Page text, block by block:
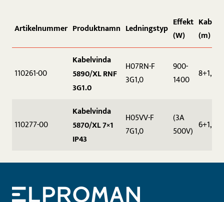
Artikelnummer Produktnamn Ledningstyp Effekt
(W)
(m)
110261-00
Kabelvinda
5890/XL RNF
3G1.0
H07RN-F
3G1,0
900-
1400
8+1,5
110277-00
Kabelvinda
5870/XL 7×1
IP43
H05VV-F
7G1,0
(3A
500V) 6+1,5